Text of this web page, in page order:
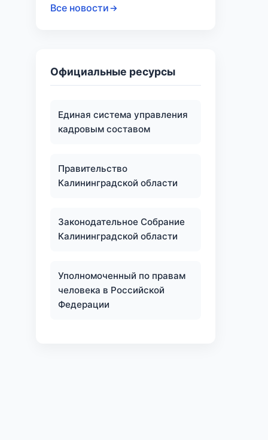
Все новости
Официальные ресурсы
Единая система управления
кадровым составом
Правительство
Калининградской области
Законодательное Собрание
Калининградской области
Уполномоченный по правам
человека в Российской
Федерации